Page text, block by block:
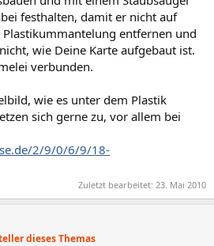
festhalten, damit er nicht auf
entfernen und
wie Deine Karte aufgebaut ist.
verbunden.
wie es unter dem Plastik
sich gerne zu, vor allem bei
2/9/0/6/9/18-
Zuletzt bearbeitet: 23. Mai 2010
dieses Themas